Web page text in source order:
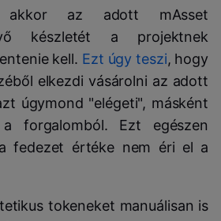
akkor az adott mAsset
készletét a projektnek
kell. Ezt úgy teszi, hogy
elkezdi vásárolni az adott
úgymond "elégeti", másként
forgalomból. Ezt egészen
fedezet értéke nem éri el a
tokeneket manuálisan is